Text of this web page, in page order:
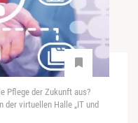
Pflege der Zukunft aus?
der virtuellen Halle „IT und